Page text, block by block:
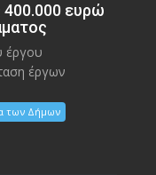
400.000 ευρώ
έργου
έργων
των Δήμων